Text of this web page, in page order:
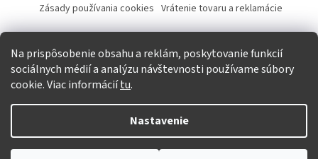
Na prispôsobenie obsahu a reklám, poskytovanie funkcií
sociálnych médií a analýzu návštevnosti používame súbory
cookie. Viac informáciítu.
Nastavenie
Zásady používania cookies Vrátenie tovaru a reklamácie
Tvorba eshopu a SEO optimalizácia
Copyright 2026Krásna móda. Všetky práva vyhradené.Upraviť